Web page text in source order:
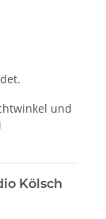
und
Kölsch